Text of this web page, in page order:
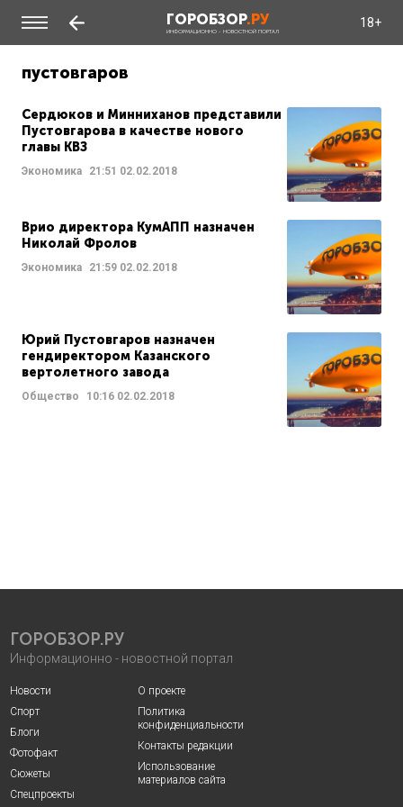
ГОРОБЗОР.РУ
ИНФОРМАЦИОННО - НОВОСТНОЙ ПОРТАЛ
18+
пустовгаров
Сердюков и Минниханов представили
Пустовгарова в качестве нового
главы КВЗ
Экономика 21:51 02.02.2018
Врио директора КумАПП назначен
Николай Фролов
Экономика 21:59 02.02.2018
Юрий Пустовгаров назначен
гендиректором Казанского
вертолетного завода
Общество 10:16 02.02.2018
ГОРОБЗОР.РУ
Информационно - новостной портал
Новости
Спорт
Блоги
Фотофакт
Сюжеты
Спецпроекты
О проекте
Политика
конфиденциальности
Контакты редакции
Использование
материалов сайта